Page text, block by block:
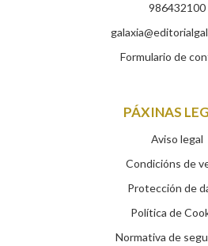
986432100
Formulario de
PÁXINAS
Aviso legal
Condicións de
Protección de
Política de
Normativa de